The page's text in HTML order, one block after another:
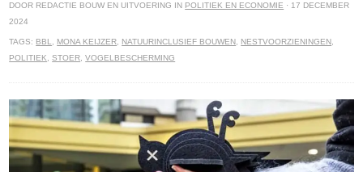
DOOR REDACTIE BOUW EN UITVOERING IN POLITIEK EN ECONOMIE · 17 DECEMBER
2024
TAGS: BBL, MONA KEIJZER, NATUURINCLUSIEF BOUWEN, NESTVOORZIENINGEN,
POLITIEK,STOER,VOGELBESCHERMING